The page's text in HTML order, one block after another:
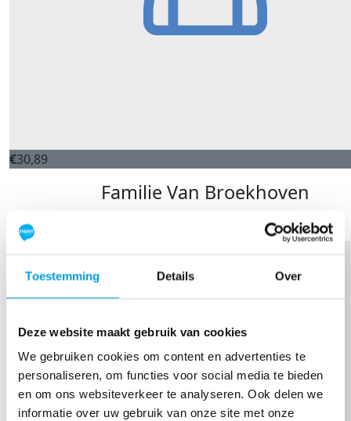
Toestemming Details Over
Deze website maakt gebruik van cookies
We gebruiken cookies om content en advertenties te
personaliseren, om functies voor social media te bieden
en om ons websiteverkeer te analyseren. Ook delen we
informatie over uw gebruik van onze site met onze
€30,89
Familie Van Broekhoven
Zet hem op! Gr. Thomas, Saskia en Mila